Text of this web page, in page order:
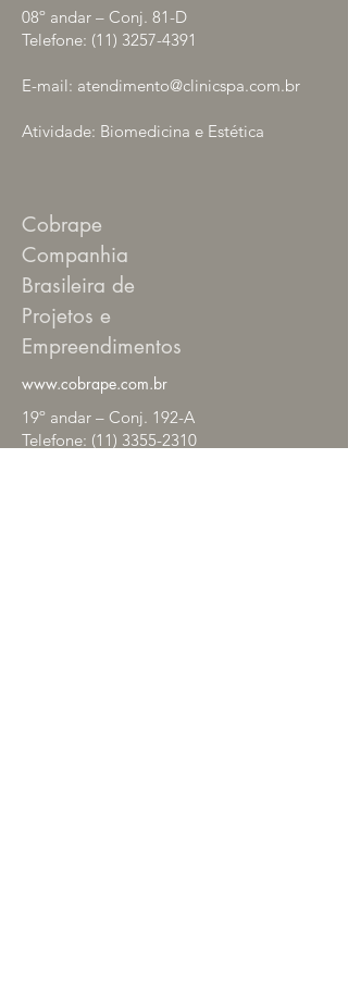
08º andar – Conj. 81-D
Telefone: (11) 3257-4391
E-mail: atendimento@clinicspa.com.br
Atividade: Biomedicina e Estética
Cobrape
Companhia
Brasileira de
Projetos e
Empreendimentos
www.cobrape.com.br
19º andar – Conj. 192-A
Telefone: (11) 3355-2310